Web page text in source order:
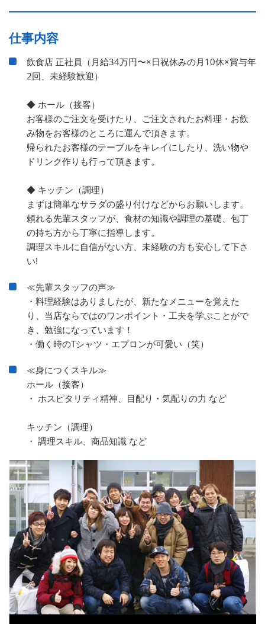
仕事内容
飲食店 正社員（月給34万円〜×日祝休みの月10休×賞与年
2回、未経験歓迎）
◆ ホール（接客）
お客様のご注文を受けたり、ご注文されたお料理・お飲
み物をお客様のところに運んで頂きます。
帰られたお客様のテーブルをキレイにしたり、洗い物や
ドリンク作りも行って頂きます。
◆ キッチン（調理）
まずは簡単なサラダの盛り付けなどからお願いします。
頼れる先輩スタッフが、食材の知識や調理の基礎、包丁
の持ち方から丁寧に指導します。
調理スキルに自信がない方、未経験の方も安心して下さ
い!
≪先輩スタッフの声≫
・料理経験はありましたが、新たなメニューを覚えた
り、当店ならではのワンポイント・工夫を学ぶことがで
き、勉強になっています！
・働く時のTシャツ・エプロンが可愛い（笑）
≪身につくスキル≫
ホール（接客）
・ ホスピタリティ精神、目配り・気配りの力 など
キッチン（調理）
・ 調理スキル、商品知識 など